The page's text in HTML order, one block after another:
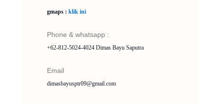
gmaps : klik ini
Phone & whatsapp :
+62-812-5024-4024 Dimas Bayu Saputra
Email
dimasbayusptr09@gmail.com